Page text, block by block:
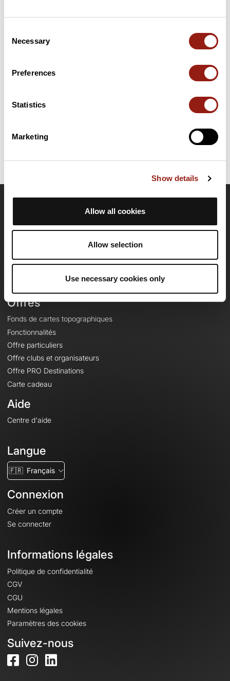
Selection
Necessary
Preferences
Statistics
Marketing
Show details
Allow all cookies
Allow selection
Use necessary cookies only
Résumé
Découvrez ce parcours de vélo de 88 km à proximité de
une ascension cumulée de plus de 520m. Prévoyez environ 3
Equipe
Offres
Fonds de cartes topographiques
Fonctionnalités
Offre particuliers
Offre clubs et organisateurs
Offre PRO Destinations
Carte cadeau
Aide
Centre d'aide
Langue
🇫🇷 Français
Connexion
Créer un compte
Se connecter
Informations légales
Politique de confidentialité
CGV
CGU
Mentions légales
Paramètres des cookies
Suivez-nous